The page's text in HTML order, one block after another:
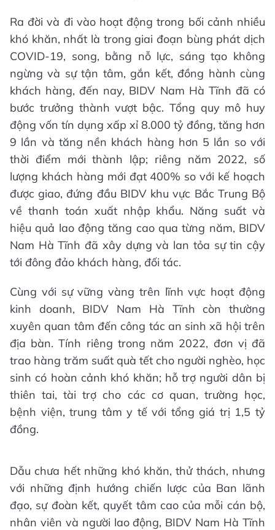
Ra đời và đi vào hoạt động trong bối cảnh nhiều
khó khăn, nhất là trong giai đoạn bùng phát dịch
COVID-19, song, bằng nỗ lực, sáng tạo không
ngừng và sự tận tâm, gắn kết, đồng hành cùng
khách hàng, đến nay, BIDV Nam Hà Tĩnh đã có
bước trưởng thành vượt bậc. Tổng quy mô huy
động vốn tín dụng xấp xỉ 8.000 tỷ đồng, tăng hơn
9 lần và tăng nền khách hàng hơn 5 lần so với
thời điểm mới thành lập; riêng năm 2022, số
lượng khách hàng mới đạt 400% so với kế hoạch
được giao, đứng đầu BIDV khu vực Bắc Trung Bộ
về thanh toán xuất nhập khẩu. Năng suất và
hiệu quả lao động tăng cao qua từng năm, BIDV
Nam Hà Tĩnh đã xây dựng và lan tỏa sự tin cậy
tới đông đảo khách hàng, đối tác.
Cùng với sự vững vàng trên lĩnh vực hoạt động
kinh doanh, BIDV Nam Hà Tĩnh còn thường
xuyên quan tâm đến công tác an sinh xã hội trên
địa bàn. Tính riêng trong năm 2022, đơn vị đã
trao hàng trăm suất quà tết cho người nghèo, học
sinh có hoàn cảnh khó khăn; hỗ trợ người dân bị
thiên tai, tài trợ cho các cơ quan, trường học,
bệnh viện, trung tâm y tế với tổng giá trị 1,5 tỷ
đồng.
Dẫu chưa hết những khó khăn, thử thách, nhưng
với những định hướng chiến lược của Ban lãnh
đạo, sự đoàn kết, quyết tâm cao của mỗi cán bộ,
nhân viên và người lao động, BIDV Nam Hà Tĩnh